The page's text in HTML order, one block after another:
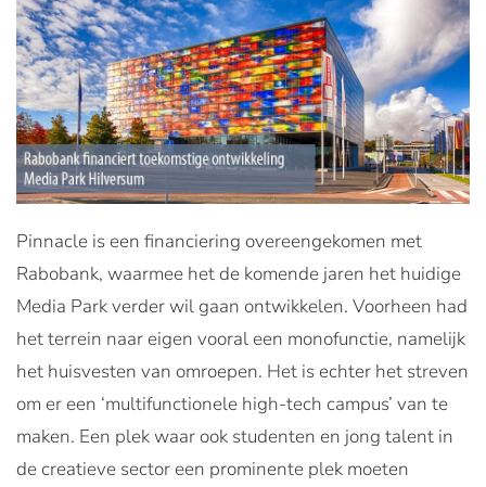
Pinnacle is een financiering overeengekomen met
Rabobank, waarmee het de komende jaren het huidige
Media Park verder wil gaan ontwikkelen. Voorheen had
het terrein naar eigen vooral een monofunctie, namelijk
het huisvesten van omroepen. Het is echter het streven
om er een ‘multifunctionele high-tech campus’ van te
maken. Een plek waar ook studenten en jong talent in
de creatieve sector een prominente plek moeten